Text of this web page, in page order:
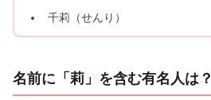
千莉（せんり）
名前に「莉」を含む有名人は？